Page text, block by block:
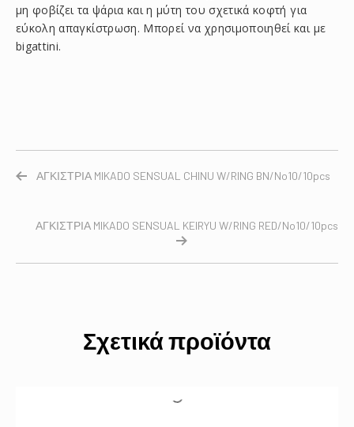
μη φοβίζει τα ψάρια και η μύτη του σχετικά κοφτή για
εύκολη απαγκίστρωση. Μπορεί να χρησιμοποιηθεί και με
bigattini.
ΑΓΚΙΣΤΡΙΑ MIKADO SENSUAL CHINU W/RING BN/No10/10pcs
ΑΓΚΙΣΤΡΙΑ MIKADO SENSUAL KEIRYU W/RING RED/No10/10pcs
Σχετικά προϊόντα